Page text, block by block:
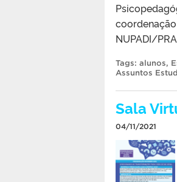
NUPADI/
Tags: alunos,
Assuntos
Sala
04/11/2021